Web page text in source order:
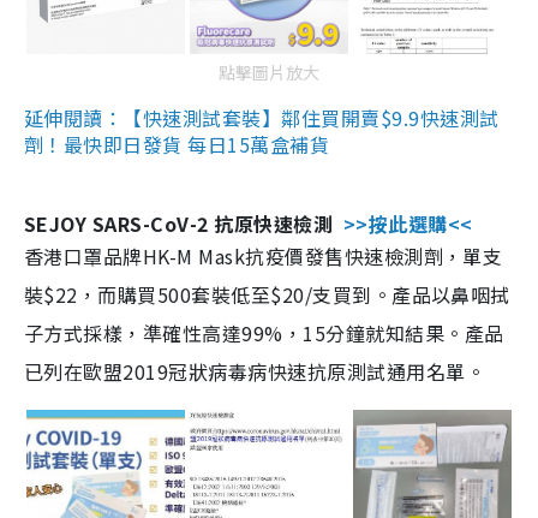
點擊圖片放大
延伸閱讀：【快速測試套裝】鄰住買開賣$9.9快速測試
劑！最快即日發貨 每日15萬盒補貨
SEJOY SARS-CoV-2 抗原快速檢測 >>按此選購<<
香港口罩品牌HK-M Mask抗疫價發售快速檢測劑，單支
裝$22，而購買500套裝低至$20/支買到。產品以鼻咽拭
子方式採樣，準確性高達99%，15分鐘就知結果。產品
已列在歐盟2019冠狀病毒病快速抗原測試通用名單。